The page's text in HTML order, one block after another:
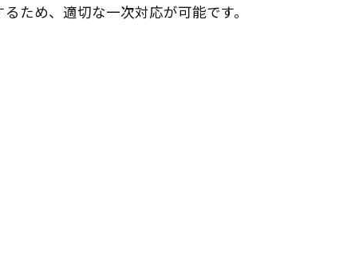
ため、適切な一次対応が可能です。